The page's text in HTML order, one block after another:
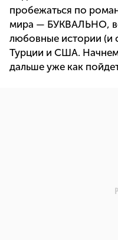
пробежаться по
мира — БУКВАЛЬНО,
любовные истории (и
Турции и США.
дальше уже как